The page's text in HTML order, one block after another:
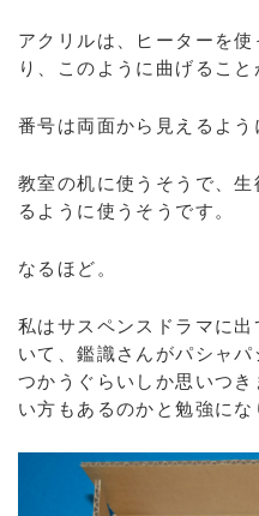
アクリルは、ヒーターを
り、このように曲げること
番号は両面から見えるよう
教室の机に使うそうで、
るように使うそうです。
なるほど。
私はサスペンスドラマに
いて、鑑識さんがパシャ
つかうぐらいしか思いつ
い方もあるのかと勉強にな